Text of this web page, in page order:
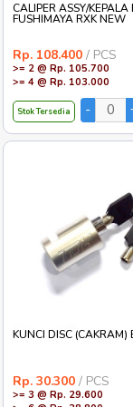
CALIPER ASSY/KEPALA
FUSHIMAYA RXK NEW
Rp. 108.400 / PCS
>= 2 @ Rp. 105.700
>= 4 @ Rp. 103.000
Stok Tersedia
KUNCI DISC (CAKRAM)
Rp. 30.300 / PCS
>= 3 @ Rp. 29.600